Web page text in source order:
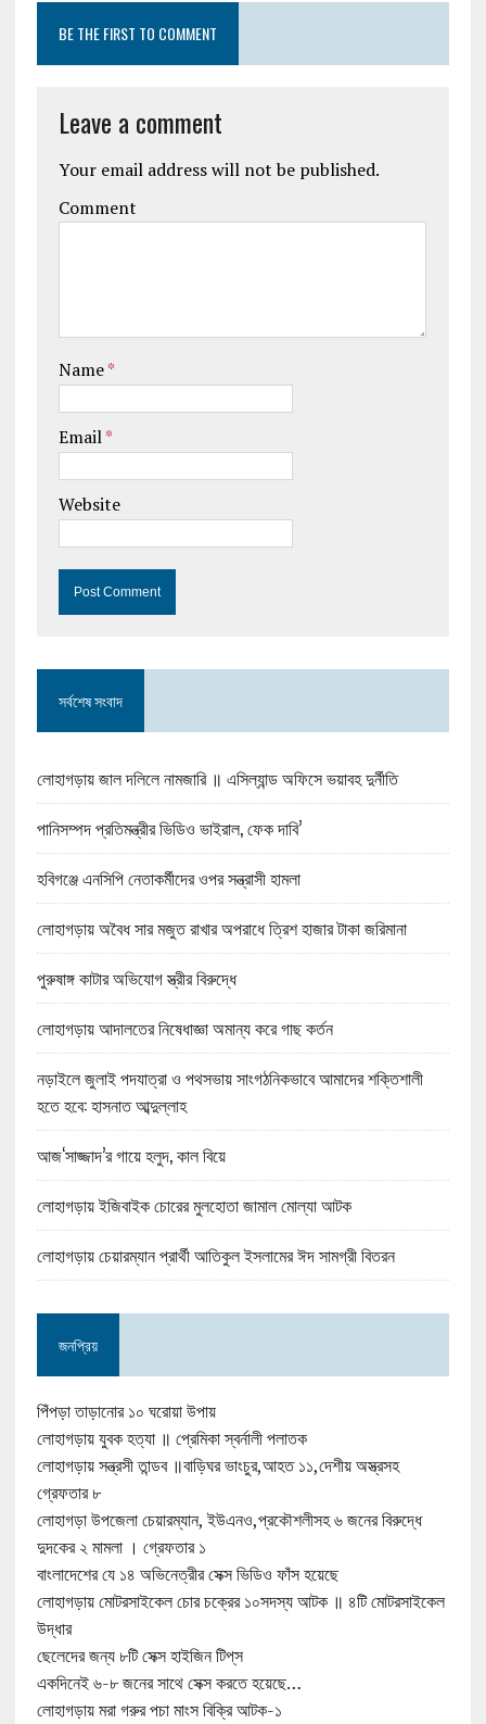
BE THE FIRST TO COMMENT
Leave a comment
Your email address will not be published.
Comment
Name*
Email*
Website
সর্বশেষ সংবাদ
লোহাগড়ায় জাল দলিলে নামজারি ॥ এসিল্যান্ড অফিসে ভয়াবহ দুর্নীতি
পানিসম্পদ প্রতিমন্ত্রীর ভিডিও ভাইরাল, ফেক দাবি’
হবিগঞ্জে এনসিপি নেতাকর্মীদের ওপর সন্ত্রাসী হামলা
লোহাগড়ায় অবৈধ সার মজুত রাখার অপরাধে ত্রিশ হাজার টাকা জরিমানা
পুরুষাঙ্গ কাটার অভিযোগ স্ত্রীর বিরুদ্ধে
লোহাগড়ায় আদালতের নিষেধাজ্ঞা অমান্য করে গাছ কর্তন
নড়াইলে জুলাই পদযাত্রা ও পথসভায় সাংগঠনিকভাবে আমাদের শক্তিশালী
হতে হবে: হাসনাত আব্দুল্লাহ
আজ‘সাজ্জাদ’র গায়ে হলুদ, কাল বিয়ে
লোহাগড়ায় ইজিবাইক চোরের মুলহোতা জামাল মোল্যা আটক
লোহাগড়ায় চেয়ারম্যান প্রার্থী আতিকুল ইসলামের ঈদ সামগ্রী বিতরন
জনপ্রিয়
পিঁপড়া তাড়ানোর ১০ ঘরোয়া উপায়
লোহাগড়ায় যুবক হত্যা ॥ প্রেমিকা স্বর্নালী পলাতক
লোহাগড়ায় সন্ত্রসী তান্ডব ॥বাড়িঘর ভাংচুর,আহত ১১,দেশীয় অস্ত্রসহ
গ্রেফতার ৮
লোহাগড়া উপজেলা চেয়ারম্যান, ইউএনও,প্রকৌশলীসহ ৬ জনের বিরুদ্ধে
দুদকের ২ মামলা । গ্রেফতার ১
বাংলাদেশের যে ১৪ অভিনেত্রীর সেক্স ভিডিও ফাঁস হয়েছে
লোহাগড়ায় মোটরসাইকেল চোর চক্রের ১০সদস্য আটক ॥ ৪টি মোটরসাইকেল
উদ্ধার
ছেলেদের জন্য ৮টি সেক্স হাইজিন টিপ্‌স
একদিনেই ৬-৮ জনের সাথে সেক্স করতে হয়েছে…
লোহাগড়ায় মরা গরুর পচা মাংস বিক্রি আটক-১